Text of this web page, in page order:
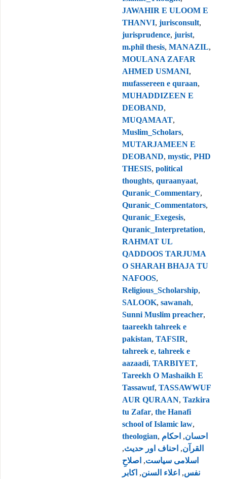
JAWAHIR E ULOOM E
THANVI, jurisconsult,
jurisprudence, jurist,
m.phil thesis, MANAZIL,
MOULANA ZAFAR
AHMED USMANI,
mufassereen e quraan,
MUHADDIZEEN E
DEOBAND,
MUQAMAAT,
Muslim_Scholars,
MUTARJAMEEN E
DEOBAND, mystic, PHD
THESIS, political
thoughts, quraanyaat,
Quranic_Commentary,
Quranic_Commentators,
Quranic_Exegesis,
Quranic_Interpretation,
RAHMAT UL
QADDOOS TARJUMA
O SHARAH BHAJA TU
NAFOOS,
Religious_Scholarship,
SALOOK, sawanah,
Sunni Muslim preacher,
taareekh tahreek e
pakistan, TAFSIR,
tahreek e, tahreek e
aazaadi, TARBIYET,
Tareekh O Mashaikh E
Tassawuf, TASSAWWUF
AUR QURAAN, Tazkira
tu Zafar, the Hanafi
school of Islamic law,
theologian, احسان, احكام
القرآن, احناف اور حدیث,
اسلامی سیاست, اصلاحِ
نفس, اعلاء السنن, اکابر